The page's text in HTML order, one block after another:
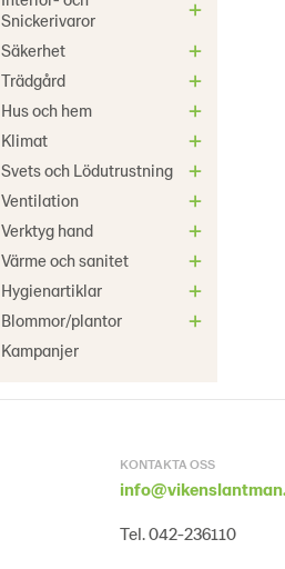
Snickerivaror
Säkerhet
Trädgård
Hus och hem
Klimat
Svets och Lödutrustning
Ventilation
Verktyg hand
Värme och sanitet
Hygienartiklar
Blommor/plantor
Kampanjer
KONTAKTA OSS
Tel. 042-236110